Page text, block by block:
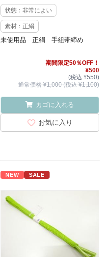
状態：非常によい
素材：正絹
未使用品 正絹 手組帯締め
期間限定50％OFF！
¥500
(税込 ¥550)
通常価格 ¥1,000 (税込 ¥1,100)
カゴに入れる
お気に入り
NEW SALE